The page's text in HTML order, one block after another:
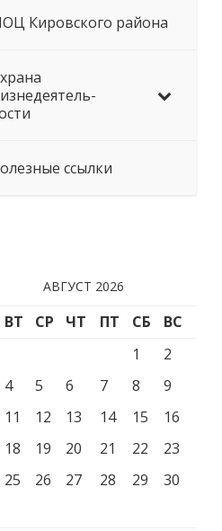
Кировского района
ссылки
АВГУСТ 2026
ВТ СР ЧТ ПТ СБ
ВС
1
2
4 5 6 7 8
9
11 12 13 14 15
16
18 19 20 21 22
23
25 26 27 28 29
30